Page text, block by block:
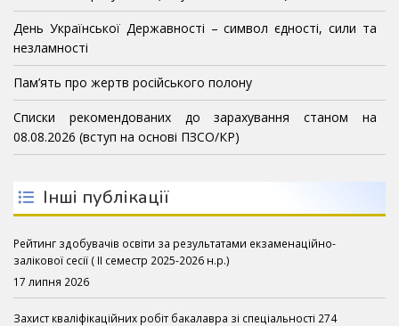
День Української Державності – символ єдності, сили та
незламності
Пам’ять про жертв російського полону
Списки рекомендованих до зарахування станом на
08.08.2026 (вступ на основі ПЗСО/КР)
Інші публікації
Рейтинг здобувачів освіти за результатами екзаменаційно-
залікової сесії ( ІІ семестр 2025-2026 н.р.)
17 липня 2026
Захист кваліфікаційних робіт бакалавра зі спеціальності 274